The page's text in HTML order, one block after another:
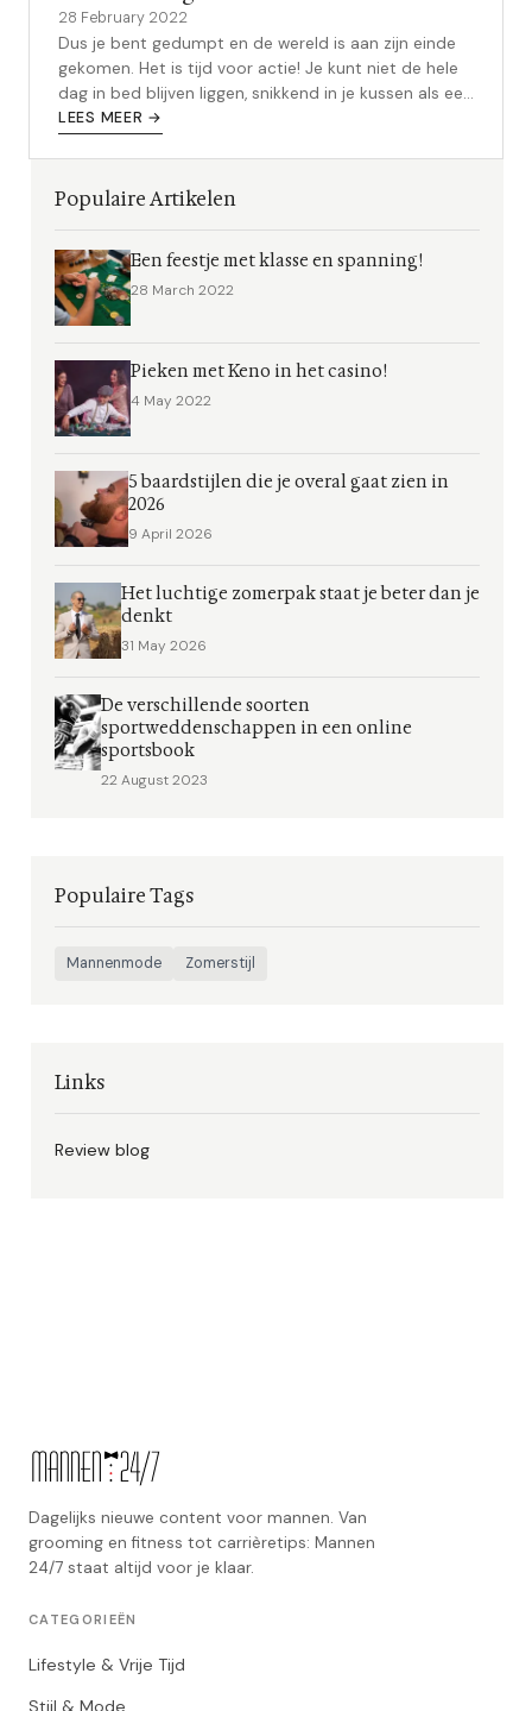
28 February 2022
Dus je bent gedumpt en de wereld is aan zijn einde
gekomen. Het is tijd voor actie! Je kunt niet de hele
dag in bed blijven liggen, snikkend in je kussen als een
klein meisje. Geen...
LEES MEER →
Populaire Artikelen
Een feestje met klasse en spanning!
28 March 2022
Pieken met Keno in het casino!
4 May 2022
5 baardstijlen die je overal gaat zien in
2026
9 April 2026
Het luchtige zomerpak staat je beter dan je
denkt
31 May 2026
De verschillende soorten
sportweddenschappen in een online
sportsbook
22 August 2023
Populaire Tags
Mannenmode Zomerstijl
Links
Review blog
Dagelijks nieuwe content voor mannen. Van
grooming en fitness tot carrièretips: Mannen
24/7 staat altijd voor je klaar.
CATEGORIEËN
Lifestyle & Vrije Tijd
Stijl & Mode